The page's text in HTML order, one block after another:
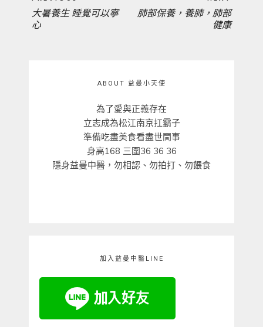
導
PREVIOUS
大暑養生 睡覺可以寧
心
NEXT
肺部保養，養肺，肺部
健康
ABOUT 益曼小天使
為了愛與正義存在
立志成為松江南京扛霸子
準備吃盡美食看盡世間事
身高168 三圍36 36 36
隱身益曼中醫，勿相認、勿拍打、勿餵食
加入益曼中醫LINE